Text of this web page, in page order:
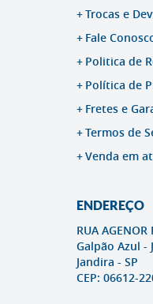
Trocas e
Fale
Politica de
Política de
Fretes e
Termos de
Venda em
ENDEREÇO
RUA AGENOR
Galpão Azul -
Jandira - SP
CEP: 06612-